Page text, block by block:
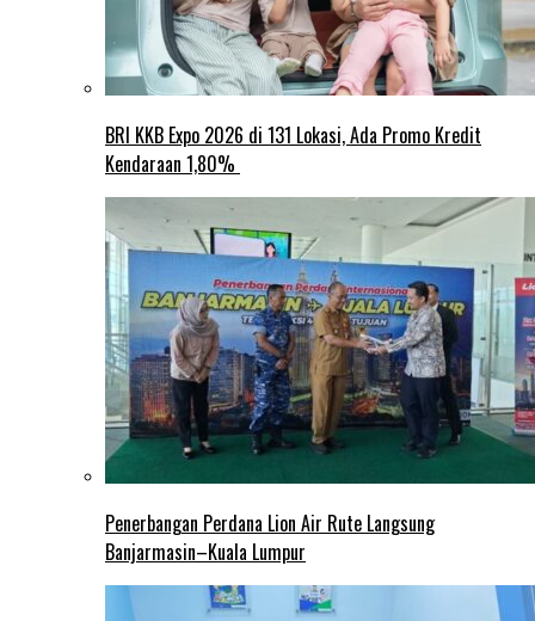
BRI KKB Expo 2026 di 131 Lokasi, Ada Promo Kredit
Kendaraan 1,80%
Penerbangan Perdana Lion Air Rute Langsung
Banjarmasin–Kuala Lumpur